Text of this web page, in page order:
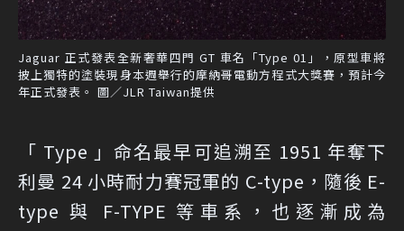
Jaguar 正式發表全新奢華四門 GT 車名「Type 01」，原型車將
披上獨特的塗裝現身本週舉行的摩納哥電動方程式大獎賽，預計今
年正式發表。 圖／JLR Taiwan提供
「 Type 」命名最早可追溯至 1951 年奪下
利曼 24 小時耐力賽冠軍的 C-type，隨後 E-
type 與 F-TYPE 等車系，也逐漸成為